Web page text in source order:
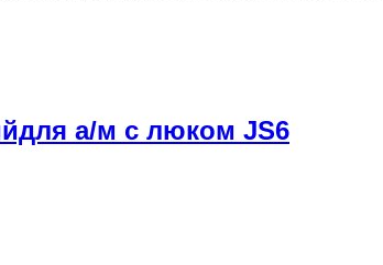
а/м с люком JS6